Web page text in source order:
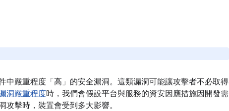
中嚴重程度「高」的安全漏洞。這類漏洞可能讓攻擊者不必取得
洞嚴重程度時，我們會假設平台與服務的資安因應措施因開發需
擊時，裝置會受到多大影響。